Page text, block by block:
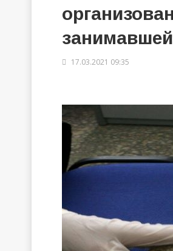
17.03.2021 09:35